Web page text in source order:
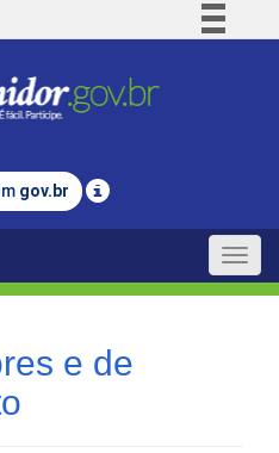
Comunica BR
Legislação
gov.br
Toggle
e de